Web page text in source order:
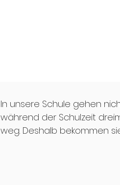
In unsere Schule gehen
während der Schulzeit
weg. Deshalb bekommen